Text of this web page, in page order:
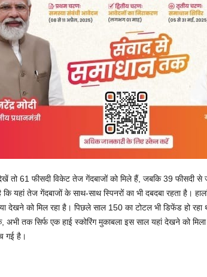
तो 61 फीसदी विकेट तेज गेंदबाजों को मिले हैं, जबकि 39 फीसदी से
यहां तेज गेंदबाजों के साथ-साथ स्पिनरों का भी दबदबा रहता है।
देखने को मिल रहा है। पिछले साल 150 का टोटल भी डिफेंड हो
अभी तक सिर्फ एक हाई स्कोरिंग मुकाबला इस साल यहां देखने को
गई है।